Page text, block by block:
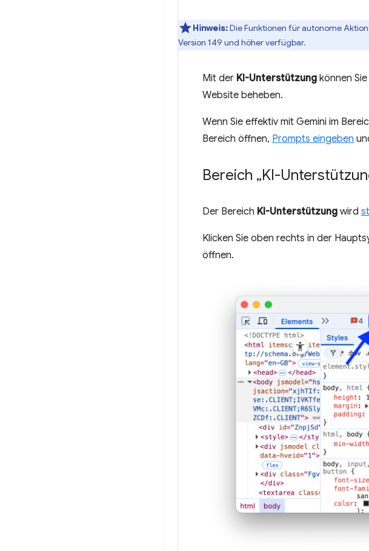
Hinweis:Die Funktionen für autonome
Version 149 und höher verfügbar.
Mit der KI-Unterstützung können
Website beheben.
Wenn Sie effektiv mit Gemini im
Bereich öffnen, Prompts eingeben
Bereich „KI-
Der Bereich KI-Unterstützung wird
Klicken Sie oben rechts in der
öffnen.